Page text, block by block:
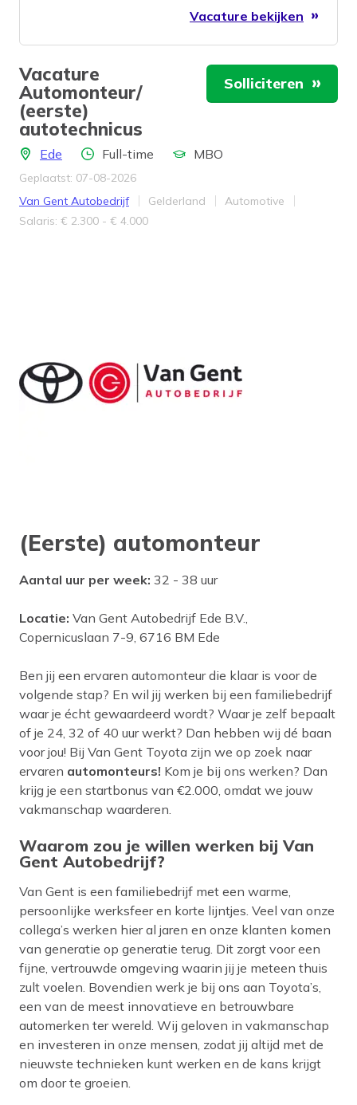
Vacature bekijken
Vacature
Automonteur/
(eerste)
autotechnicus
Solliciteren
LocatieEde Aantal uren
Full-time Opleidingsniveau
MBO
Geplaatst: 07-08-2026
Bedrijf
Van Gent Autobedrijf Provincie
Gelderland Werkveld
Automotive
Salaris
Salaris: € 2.300 - € 4.000
(Eerste) automonteur
Aantal uur per week: 32 - 38 uur
Locatie: Van Gent Autobedrijf Ede B.V.,
Copernicuslaan 7-9, 6716 BM Ede
Ben jij een ervaren automonteur die klaar is voor de
volgende stap? En wil jij werken bij een familiebedrijf
waar je écht gewaardeerd wordt? Waar je zelf bepaalt
of je 24, 32 of 40 uur werkt? Dan hebben wij dé baan
voor jou! Bij Van Gent Toyota zijn we op zoek naar
ervaren automonteurs! Kom je bij ons werken? Dan
krijg je een startbonus van €2.000, omdat we jouw
vakmanschap waarderen.
Waarom zou je willen werken bij Van
Gent Autobedrijf?
Van Gent is een familiebedrijf met een warme,
persoonlijke werksfeer en korte lijntjes. Veel van onze
collega’s werken hier al jaren en onze klanten komen
van generatie op generatie terug. Dit zorgt voor een
fijne, vertrouwde omgeving waarin jij je meteen thuis
zult voelen. Bovendien werk je bij ons aan Toyota’s,
een van de meest innovatieve en betrouwbare
automerken ter wereld. Wij geloven in vakmanschap
en investeren in onze mensen, zodat jij altijd met de
nieuwste technieken kunt werken en de kans krijgt
om door te groeien.